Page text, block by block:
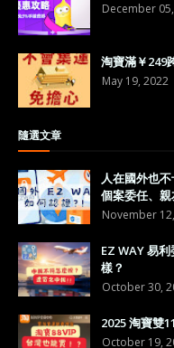
December
淘寶滿￥249
May 19, 2022
隨選文章
人在國外也
個案委任、
November
EZ WAY 易
樣？
October 30,
2025 淘寶雙
October 19,